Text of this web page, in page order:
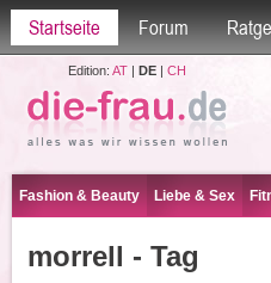
Startseite Forum
Edition: AT| DE| CH
Fashion & Beauty Liebe & Sex
morrell - Tag